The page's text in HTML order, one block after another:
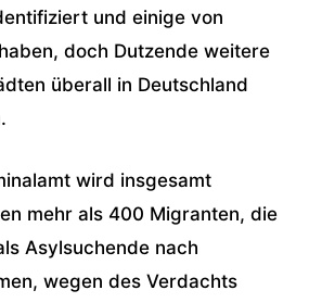
und einige von
haben, doch Dutzende weitere
überall in Deutschland
wird insgesamt
mehr als 400 Migranten, die
Asylsuchende nach
wegen des Verdachts